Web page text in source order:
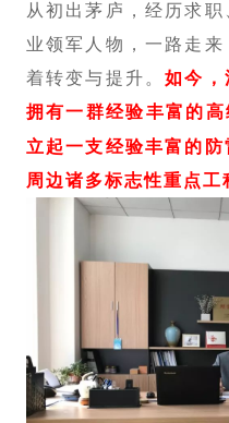
从初出茅庐，经历求
业领军人物，一路走
着转变与提升。如今，
拥有一群经验丰富的
立起一支经验丰富的
周边诸多标志性重点工